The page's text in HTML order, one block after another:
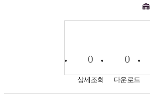
0
상세조회
0
다운로드